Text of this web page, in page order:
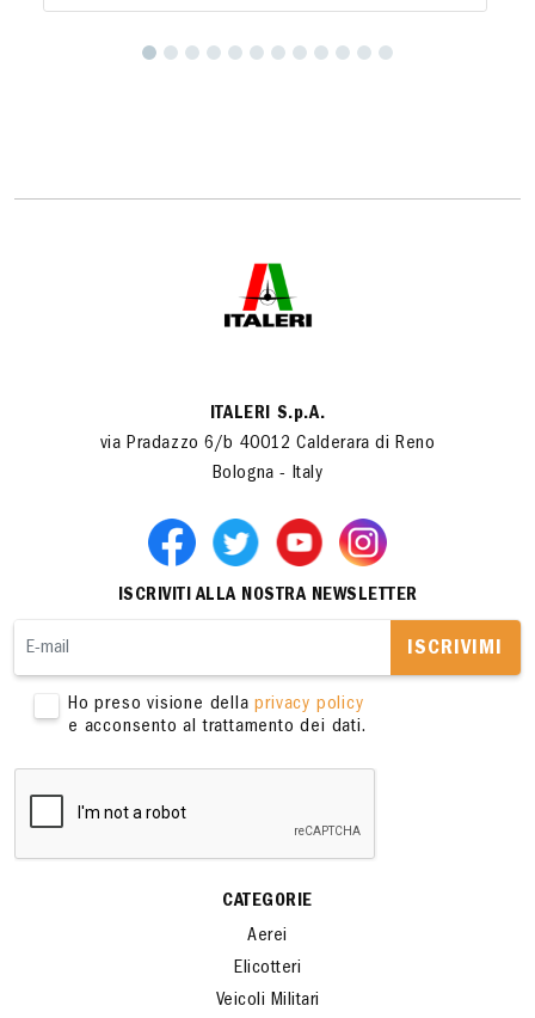
ITALERI S.p.A.
via Pradazzo 6/b 40012 Calderara di Reno
Bologna - Italy
ISCRIVITI ALLA NOSTRA NEWSLETTER
ISCRIVIMI
Ho preso visione dellaprivacy policy
e acconsento al trattamento dei dati.
CATEGORIE
Aerei
Elicotteri
Veicoli Militari